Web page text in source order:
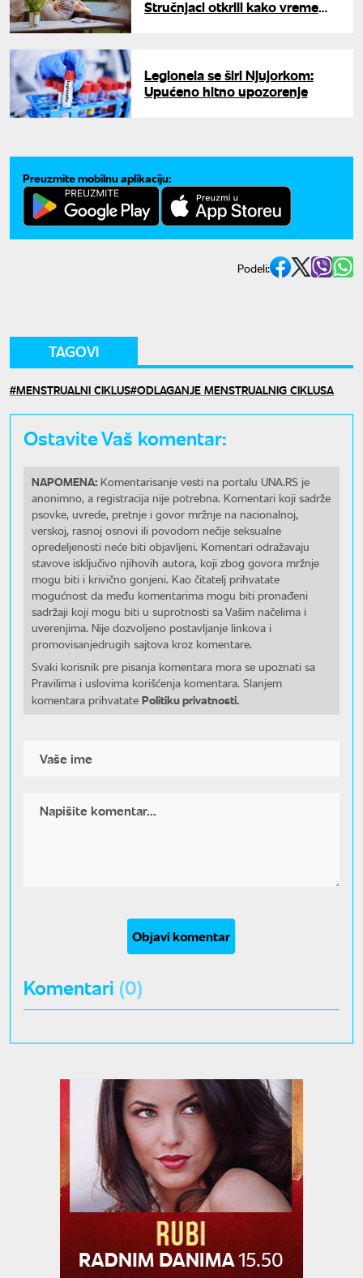
Stručnjaci otkrili kako vreme
Legionela se širi Njujorkom:
Upućeno hitno upozorenje
Preuzmite mobilnu aplikaciju:
Podeli:
TAGOVI
MENSTRUALNI CIKLUS ODLAGANJE MENSTRUALNIG CIKLUSA
Ostavite Vaš komentar:
NAPOMENA: Komentarisanje vesti na portalu UNA.RS je
anonimno, a registracija nije potrebna. Komentari koji sadrže
psovke, uvrede, pretnje i govor mržnje na nacionalnoj,
verskoj, rasnoj osnovi ili povodom nečije seksualne
opredeljenosti neće biti objavljeni. Komentari odražavaju
stavove isključivo njihovih autora, koji zbog govora mržnje
mogu biti i krivično gonjeni. Kao čitatelj prihvatate
mogućnost da među komentarima mogu biti pronađeni
sadržaji koji mogu biti u suprotnosti sa Vašim načelima i
uverenjima. Nije dozvoljeno postavljanje linkova i
promovisanjedrugih sajtova kroz komentare.
Svaki korisnik pre pisanja komentara mora se upoznati sa
Pravilima i uslovima korišćenja komentara. Slanjem
komentara prihvatate Politiku privatnosti.
Objavi komentar
Komentari (0)